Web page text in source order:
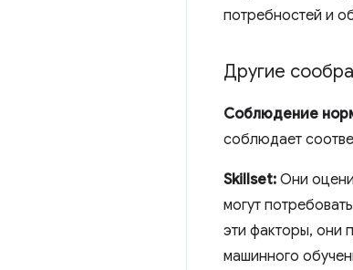
потребностей и
Другие
Соблюдение
соблюдает
Skillset: Они
могут
эти факторы, они
машинного